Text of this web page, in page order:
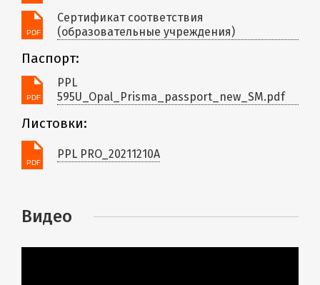
Сертификат соответствия
(образовательные учреждения)
Паспорт:
PPL
595U_Opal_Prisma_passport_new_SM.pdf
Листовки:
PPL PRO_20211210A
Видео